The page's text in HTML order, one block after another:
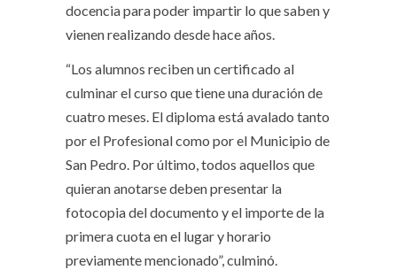
docencia para poder impartir lo que saben y
vienen realizando desde hace años.
“Los alumnos reciben un certificado al
culminar el curso que tiene una duración de
cuatro meses. El diploma está avalado tanto
por el Profesional como por el Municipio de
San Pedro. Por último, todos aquellos que
quieran anotarse deben presentar la
fotocopia del documento y el importe de la
primera cuota en el lugar y horario
previamente mencionado”, culminó.